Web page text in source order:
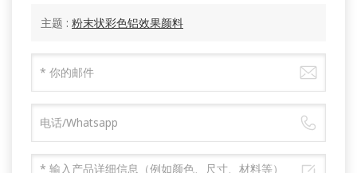
主题 : 粉末状彩色铝效果颜料